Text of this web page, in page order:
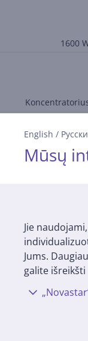
English /
Mūsų
Jie
Jums.
galite išreikšti
1600